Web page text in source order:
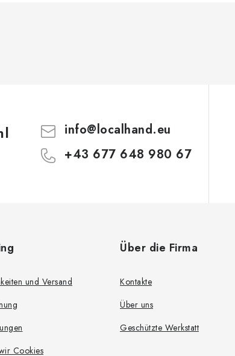
info@localhand.eu
+43 677 648 980 67
und Versand
Cookies
Über die Firma
Kontakte
Über uns
Geschützte Werkstatt